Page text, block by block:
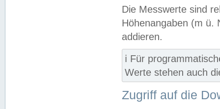
Die Messwerte sind
Höhenangaben (m ü.
addieren.
ℹ️ Für
Werte stehen auch
Zugriff auf die